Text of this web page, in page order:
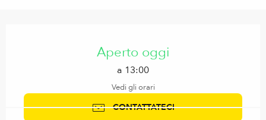
Aperto oggi
a 13:00
Vedi gli orari
CONTATTATECI